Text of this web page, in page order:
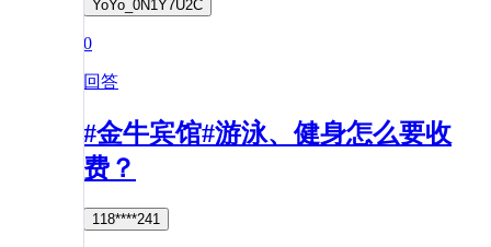
YoYo_0N1Y7U2C
0
回答
#金牛宾馆#游泳、健身怎么要收
费？
118****241